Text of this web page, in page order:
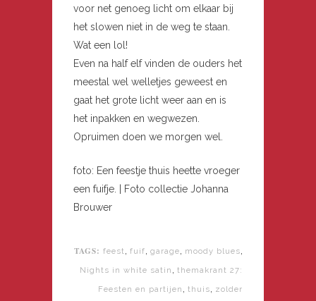
voor net genoeg licht om elkaar bij
het slowen niet in de weg te staan.
Wat een lol!
Even na half elf vinden de ouders het
meestal wel welletjes geweest en
gaat het grote licht weer aan en is
het inpakken en wegwezen.
Opruimen doen we morgen wel.
foto: Een feestje thuis heette vroeger
een fuifje. | Foto collectie Johanna
Brouwer
TAGS: feest fuif garage moody blues
Nights in white satin
themakrant 27:
Feesten en partijen
thuis zolder